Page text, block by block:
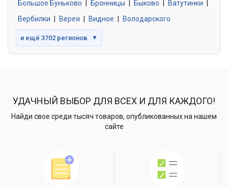
Большое Буньково
Бронницы Быково Ватутинки
Вербилки
Верея Видное Володарского
и ещё 3702 регионов ▼
УДАЧНЫЙ ВЫБОР ДЛЯ ВСЕХ И ДЛЯ КАЖДОГО!
Найди свое среди тысяч товаров, опубликованных на нашем
сайте